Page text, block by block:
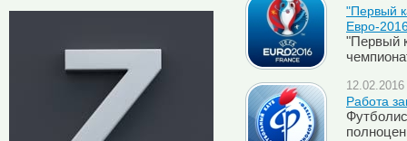
"Первый
Евро-
"Первый
Работа